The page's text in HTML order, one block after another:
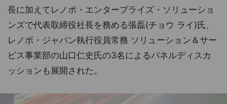
長に加えてレノボ・エンタープライズ・ソリューショ
ンズで代表取締役社長を務める張磊(チョウ ライ)氏、
レノボ・ジャパン執行役員常務 ソリューション＆サー
ビス事業部の山口仁史氏の3名によるパネルディスカ
ッションも展開された。